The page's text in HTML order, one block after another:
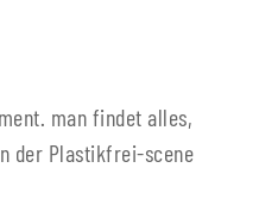
man findet alles,
der Plastikfrei-scene